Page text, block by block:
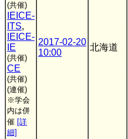
(共催)
IEICE-
ITS,
IEICE-
IE
(共催)
CE
(共催)
(連催)
※学会
内は併
催 [詳
細]
2017-02-20
10:00
北海道